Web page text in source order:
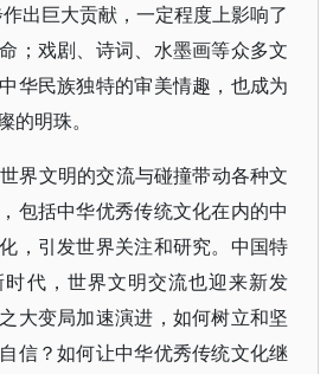
出巨大贡献，一定程度上影响了
；戏剧、诗词、水墨画等众多文
华民族独特的审美情趣，也成为
的明珠。
界文明的交流与碰撞带动各种文
包括中华优秀传统文化在内的中
，引发世界关注和研究。中国特
代，世界文明交流也迎来新发
大变局加速演进，如何树立和坚
信？如何让中华优秀传统文化继